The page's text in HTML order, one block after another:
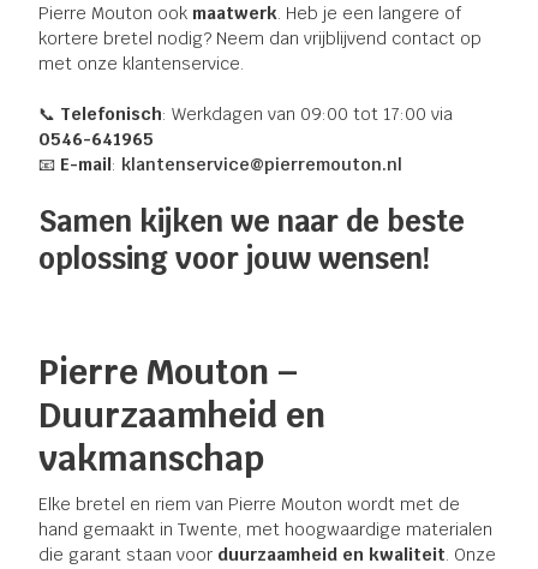
Pierre Mouton ook maatwerk. Heb je een langere of
kortere bretel nodig? Neem dan vrijblijvend contact op
met onze klantenservice.
📞 Telefonisch: Werkdagen van 09:00 tot 17:00 via
0546-641965
📧 E-mail: klantenservice@pierremouton.nl
Samen kijken we naar de beste
oplossing voor jouw wensen!
Pierre Mouton –
Duurzaamheid en
vakmanschap
Elke bretel en riem van Pierre Mouton wordt met de
hand gemaakt in Twente, met hoogwaardige materialen
die garant staan voor duurzaamheid en kwaliteit. Onze